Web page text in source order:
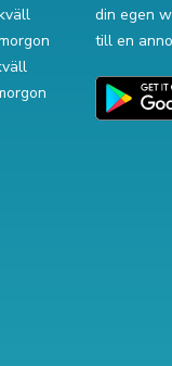
din egen
till en